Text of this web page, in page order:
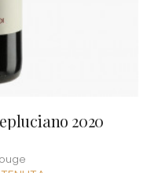
2020